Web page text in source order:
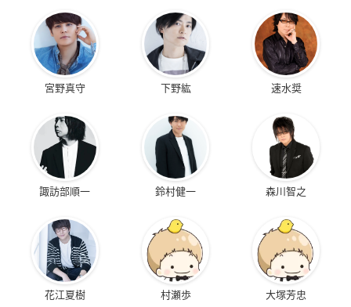
宮野真守 下野紘 速水奨
諏訪部順一 鈴村健一 森川智之
花江夏樹 村瀬歩 大塚芳忠